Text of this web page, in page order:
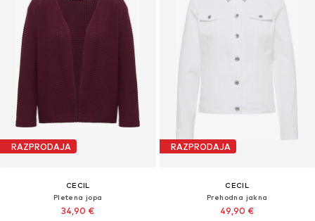
RAZPRODAJA
CECIL
Pletena jopa
34,90 €
RAZPRODAJA
CECIL
Prehodna jakna
49,90 €